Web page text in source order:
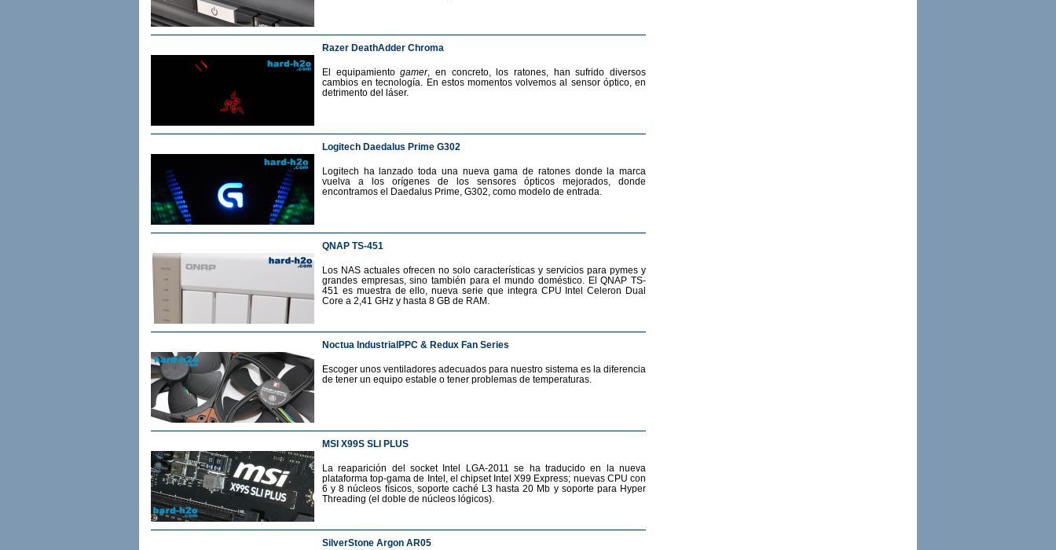
Razer DeathAdder Chroma
El equipamientogamer, en concreto, los ratones, han sufrido diversos
cambios en tecnología. En estos momentos volvemos al sensor óptico, en
detrimento del láser.
Logitech Daedalus Prime G302
Logitech ha lanzado toda una nueva gama de ratones donde la marca
vuelva a los orígenes de los sensores ópticos mejorados, donde
encontramos el Daedalus Prime, G302, como modelo de entrada.
QNAP TS-451
Los NAS actuales ofrecen no solo características y servicios para pymes y
grandes empresas, sino también para el mundo doméstico. El QNAP TS-
451 es muestra de ello, nueva serie que integra CPU Intel Celeron Dual
Core a 2,41 GHz y hasta 8 GB de RAM.
Noctua IndustrialPPC & Redux Fan Series
Escoger unos ventiladores adecuados para nuestro sistema es la diferencia
de tener un equipo estable o tener problemas de temperaturas.
MSI X99S SLI PLUS
La reaparición del socket Intel LGA-2011 se ha traducido en la nueva
plataforma top-gama de Intel, el chipset Intel X99 Express; nuevas CPU con
6 y 8 núcleos físicos, soporte caché L3 hasta 20 Mb y soporte para Hyper
Threading (el doble de núcleos lógicos).
SilverStone Argon AR05